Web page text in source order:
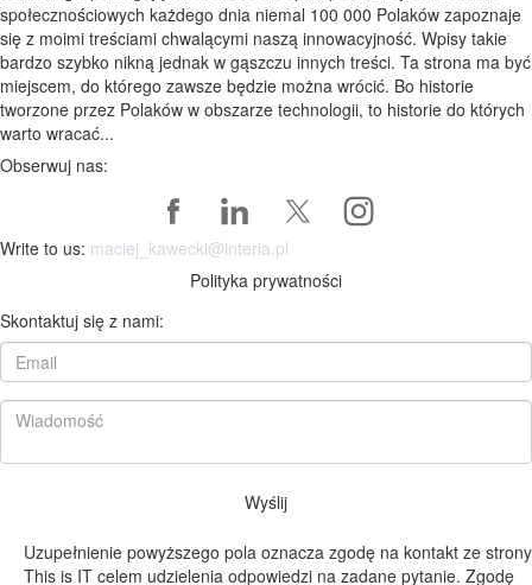
społecznościowych każdego dnia niemal 100 000 Polaków zapoznaje
się z moimi treściami chwalącymi naszą innowacyjność. Wpisy takie
bardzo szybko nikną jednak w gąszczu innych treści. Ta strona ma być
miejscem, do którego zawsze będzie można wrócić. Bo historie
tworzone przez Polaków w obszarze technologii, to historie do których
warto wracać...
Obserwuj nas:
Write to us: maciej_kawecki@interia.pl
Polityka prywatności
Skontaktuj się z nami:
Wyślij
Uzupełnienie powyższego pola oznacza zgodę na kontakt ze strony
This is IT celem udzielenia odpowiedzi na zadane pytanie. Zgodę